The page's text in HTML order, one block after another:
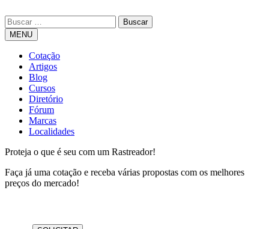
MENU
Cotação
Artigos
Blog
Cursos
Diretório
Fórum
Marcas
Localidades
Proteja o que é seu com um Rastreador!
Faça já uma cotação e receba várias propostas com os melhores
preços do mercado!